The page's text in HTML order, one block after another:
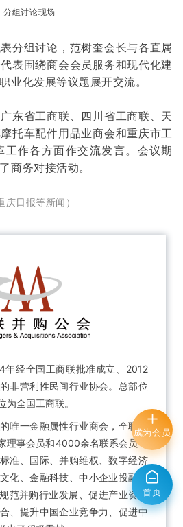
分组讨论现场
分组讨论，范树奎会长与各直属
表围绕商会会员服务和现代化建
业化发展等议题展开交流。
东省工商联、四川省工商联、天
托车配件用品业商会和重庆市工
作各方面作交流发言。会议期
商务对接活动。
庆日报等新闻）
年经全国工商联批准成立、2012
非营利性民间行业协会。总部位
为全国工商联。
唯一金融属性行业商会，全联并
理事会员和4000余名联系会员，
准、国际、并购维权、数字经济
化、金融科技、中小企业投融资
范并购行业发展、促进产业资本
、提升中国企业竞争力、促进中
成为会员
首页